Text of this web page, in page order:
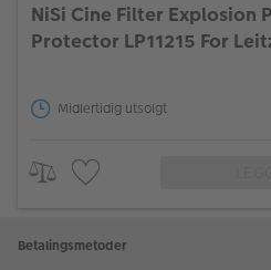
NiSi Cine Filter Explosion
Protector LP11215 For
Midlertidig utsolgt
Betalingsmetoder